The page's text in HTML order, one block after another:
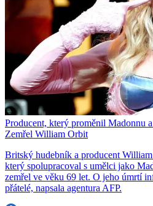
Producent, který proměnil Madonnu
Zemřel William Orbit
Britský hudebník a producent
který spolupracoval s umělci jako
zemřel ve věku 69 let. O jeho úmrtí
přátelé, napsala agentura AFP.